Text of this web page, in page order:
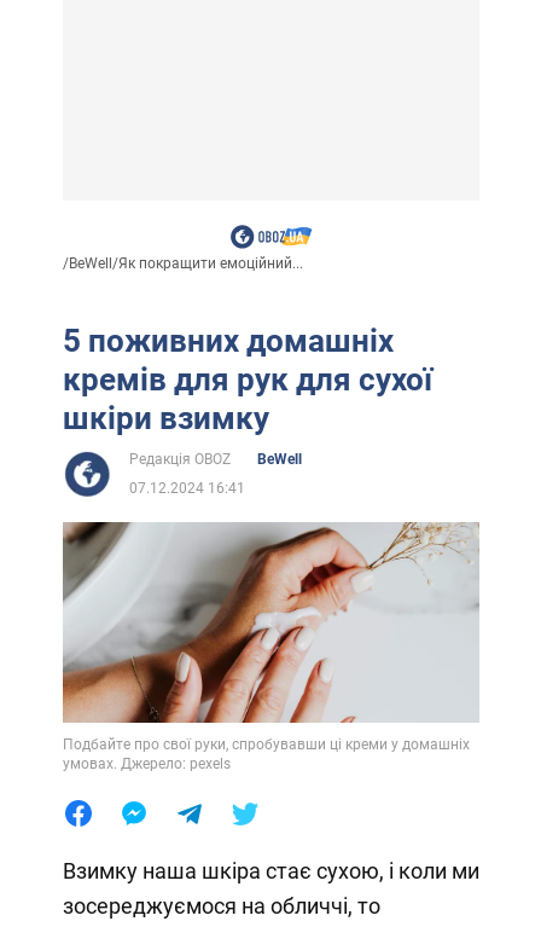
/BeWell/Як покращити емоційний...
5 поживних домашніх
кремів для рук для сухої
шкіри взимку
Редакція OBOZ
BeWell
07.12.2024 16:41
Подбайте про свої руки, спробувавши ці креми у домашніх
умовах. Джерело: pexels
Взимку наша шкіра стає сухою, і коли ми
зосереджуємося на обличчі, то